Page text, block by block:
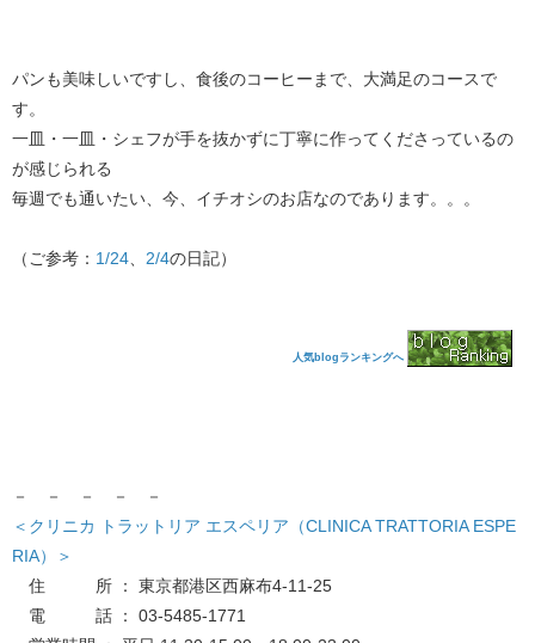
パンも美味しいですし、食後のコーヒーまで、大満足のコースで
す。
一皿・一皿・シェフが手を抜かずに丁寧に作ってくださっているの
が感じられる
毎週でも通いたい、今、イチオシのお店なのであります。。。
（ご参考： 1/24 2/4の日記）
人気blogランキングへ
－ － － － －
＜クリニカ トラットリア エスペリア（CLINICA TRATTORIA ESPE
RIA）＞
住 所 ： 東京都港区西麻布4-11-25
電 話 ： 03-5485-1771